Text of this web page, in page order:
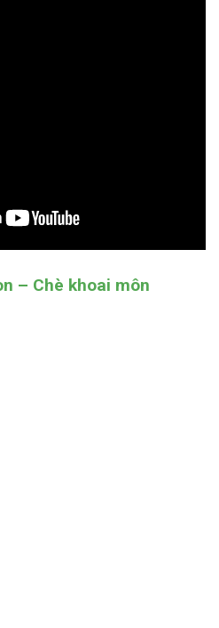
– Chè khoai môn